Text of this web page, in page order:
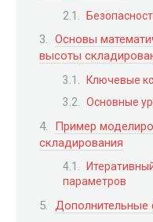
Основы
высоты
Ключевые
Основные
Пример
складирования
параметров
Дополнительные